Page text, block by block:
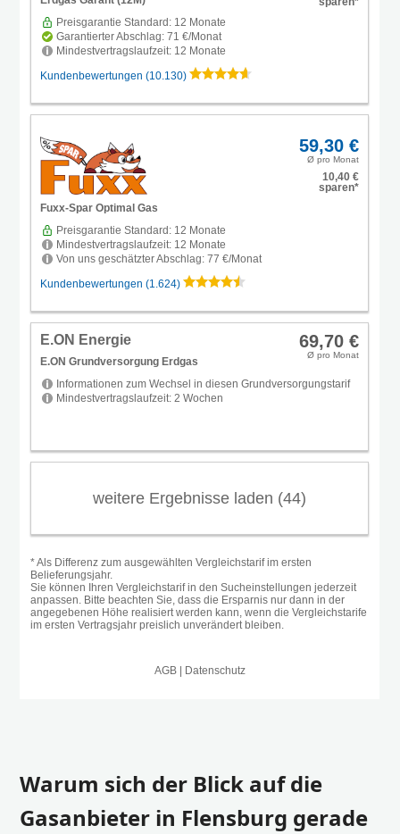
Warum sich der Blick auf die
Gasanbieter in Flensburg gerade